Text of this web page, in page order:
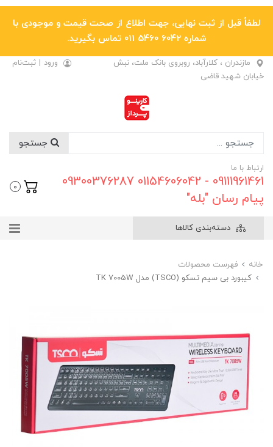
لطفاً قبل از ثبت نهایی، جهت اطلاع از صحت قیمت و موجودی با
شماره 6042 5460 011 تماس بگیرید.
مازندران ، کلارآباد، روبروی بانک ملت، نبش
خیابان شهید قاضی
ورود | ثبت‌نام
ارتباط با ما
09111961461 - 01154606042 09300376287
پیام رسان "بله"
0
دسته‌بندی کالاها
خانه
فهرست محصولات
کیبورد بی سیم تسکو (TSCO) مدل TK 7005W